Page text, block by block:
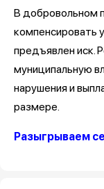
В добровольном
компенсировать
предъявлен иск.
муниципальную
нарушения и
размере.
Разыгрываем